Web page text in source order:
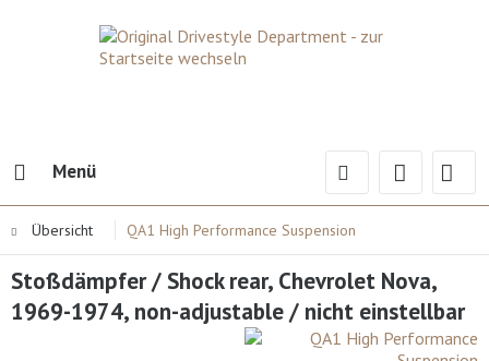
Menü
Übersicht QA1 High Performance Suspension
Stoßdämpfer / Shock rear, Chevrolet Nova,
1969-1974, non-adjustable / nicht einstellbar